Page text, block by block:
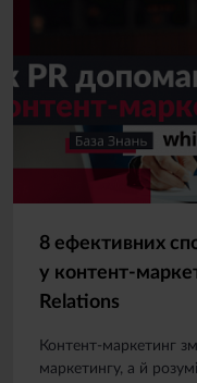
8 ефективних
у контент-
Relations
Контент-маркетинг
маркетингу, а й